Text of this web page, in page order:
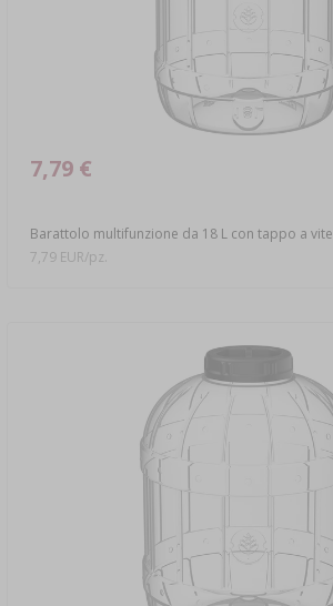
Barattolo multifunzione da 18 L con tappo a vite
7,79 €
7,79 EUR/pz.